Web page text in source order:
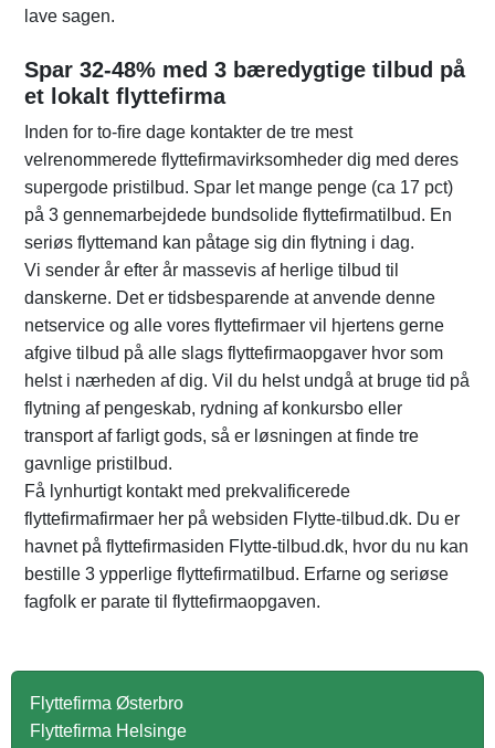
lave sagen.
Spar 32-48% med 3 bæredygtige tilbud på
et lokalt flyttefirma
Inden for to-fire dage kontakter de tre mest
velrenommerede flyttefirmavirksomheder dig med deres
supergode pristilbud. Spar let mange penge (ca 17 pct)
på 3 gennemarbejdede bundsolide flyttefirmatilbud. En
seriøs flyttemand kan påtage sig din flytning i dag.
Vi sender år efter år massevis af herlige tilbud til
danskerne. Det er tidsbesparende at anvende denne
netservice og alle vores flyttefirmaer vil hjertens gerne
afgive tilbud på alle slags flyttefirmaopgaver hvor som
helst i nærheden af dig. Vil du helst undgå at bruge tid på
flytning af pengeskab, rydning af konkursbo eller
transport af farligt gods, så er løsningen at finde tre
gavnlige pristilbud.
Få lynhurtigt kontakt med prekvalificerede
flyttefirmafirmaer her på websiden Flytte-tilbud.dk. Du er
havnet på flyttefirmasiden Flytte-tilbud.dk, hvor du nu kan
bestille 3 ypperlige flyttefirmatilbud. Erfarne og seriøse
fagfolk er parate til flyttefirmaopgaven.
Flyttefirma Østerbro
Flyttefirma Helsinge